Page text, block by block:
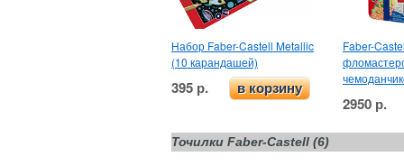
Набор Faber-Castell Metallic
(10 карандашей)
395 р. в корзину
Faber-
2950 р.
Точилки Faber-Castell (6)